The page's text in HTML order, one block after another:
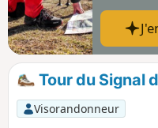
Tour du Signal
Visorandonneur